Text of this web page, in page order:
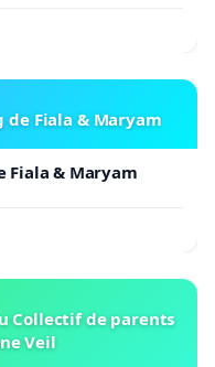
Fiala & Maryam
Fiala & Maryam
Collectif de parents
Veil